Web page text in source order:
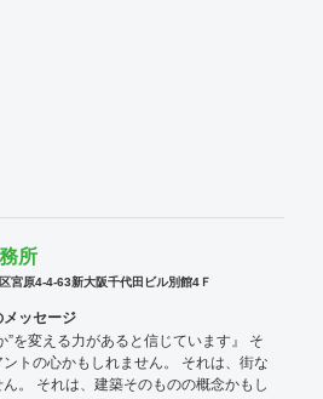
所
宮原4-4-63新大阪千代田ビル別館4Ｆ
メッセージ
”を変える力があると信じています』 そ
トの心かもしれません。 それは、街な
。 それは、建築そのものの概念かもし